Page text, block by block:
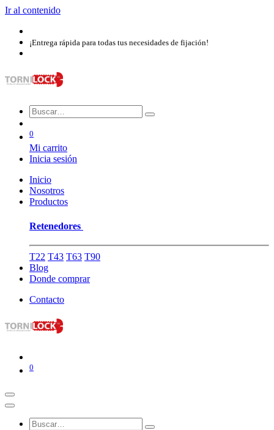
Ir al contenido
¡Entrega rápida para todas tus necesidades de fijación!
0
Mi carrito
Inicia sesión
Inicio
Nosotros​
Productos
Retenedores
T22 T43 T63 T90
Blog
Donde comprar
Contacto
0